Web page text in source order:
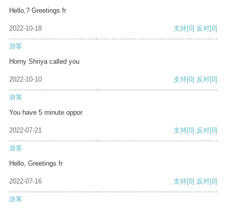
Hello,? Greetings fr
2022-10-18 支持[0] 反对[0]
游客
Horny Shriya called you
2022-10-10 支持[0] 反对[0]
游客
You have 5 minute oppor
2022-07-21 支持[0] 反对[0]
游客
Hello, Greetings fr
2022-07-16 支持[0] 反对[0]
游客